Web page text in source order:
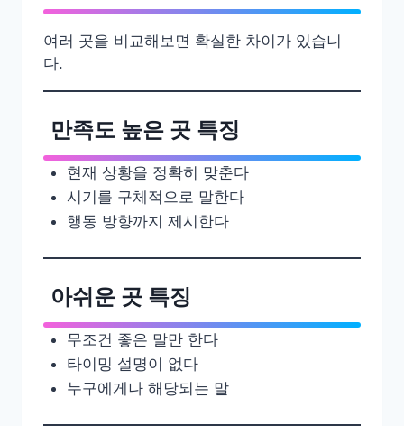
여러 곳을 비교해보면 확실한 차이가 있습니
다.
만족도 높은 곳 특징
현재 상황을 정확히 맞춘다
시기를 구체적으로 말한다
행동 방향까지 제시한다
아쉬운 곳 특징
무조건 좋은 말만 한다
타이밍 설명이 없다
누구에게나 해당되는 말